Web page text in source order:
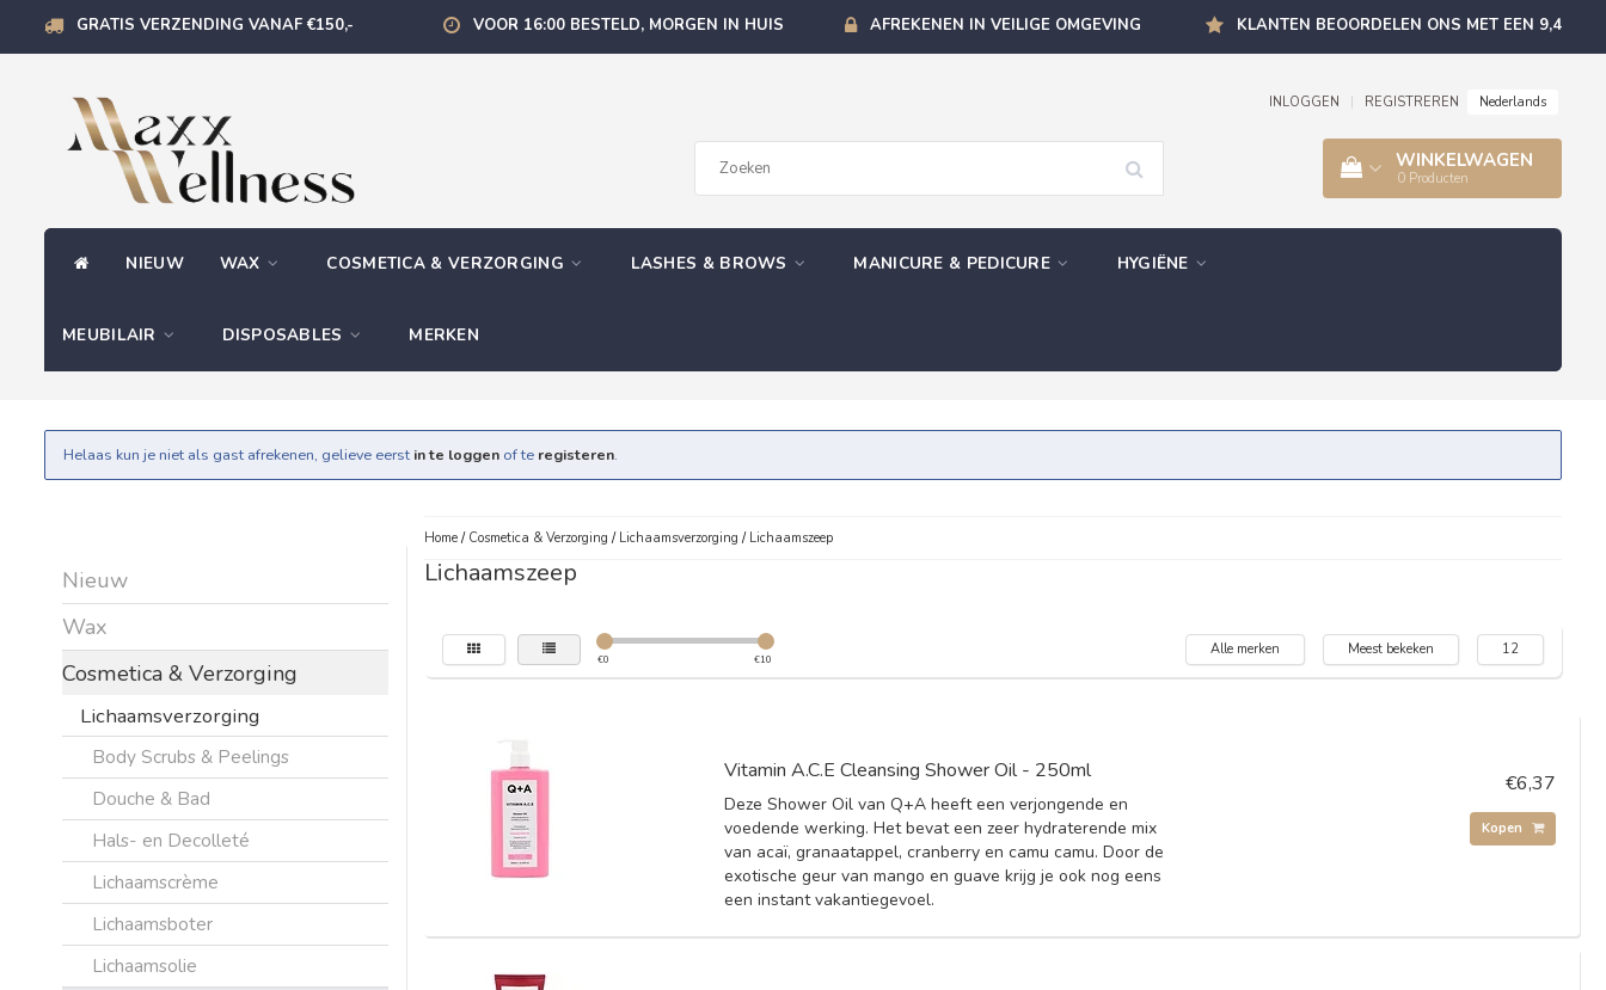
GRATIS VERZENDING VANAF €150,- VOOR 16:00 BESTELD, MORGEN IN HUIS AFREKENEN IN VEILIGE OMGEVING KLANTEN BEOORDELEN ONS MET EEN 9,4
INLOGGEN REGISTREREN Nederlands
WINKELWAGEN
0 Producten
NIEUW WAX COSMETICA & VERZORGING LASHES & BROWS MANICURE & PEDICURE HYGIËNE
MEUBILAIR DISPOSABLES MERKEN
Helaas kun je niet als gast afrekenen, gelieve eerst in te loggen of te registeren.
Nieuw
Wax
Cosmetica & Verzorging
Lichaamsverzorging
Body Scrubs & Peelings
Douche & Bad
Hals- en Decolleté
Lichaamscrème
Lichaamsboter
Lichaamsolie
Home/ Cosmetica & Verzorging / Lichaamsverzorging / Lichaamszeep
Lichaamszeep
€0 €10
Alle merken Meest bekeken 12
Vitamin A.C.E Cleansing Shower Oil - 250ml
Deze Shower Oil van Q+A heeft een verjongende en
voedende werking. Het bevat een zeer hydraterende mix
van acaï, granaatappel, cranberry en camu camu. Door de
exotische geur van mango en guave krijg je ook nog eens
een instant vakantiegevoel.
€6,37
Kopen